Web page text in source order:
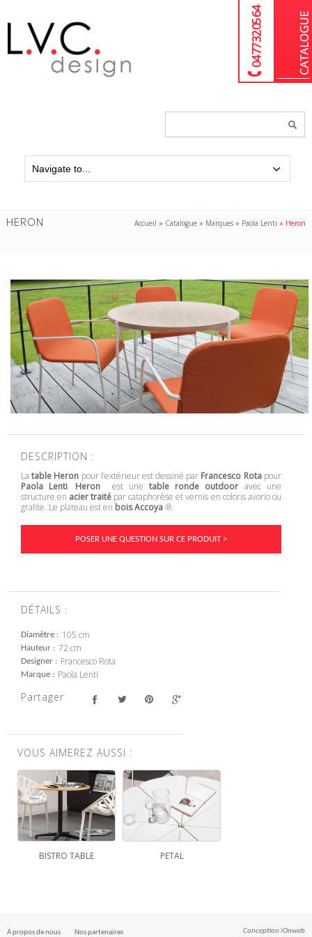
04 77 32 05 64
HERON Accueil » Catalogue » Marques » Paola Lenti » Heron
DESCRIPTION :
Latable Heron pour l’extérieur est dessiné par Francesco Rotapour
Paola Lenti. Heron est unetable ronde outdoor avec une
structure en acier traité par cataphorèse et vernis en coloris avorio ou
grafite. Le plateau est en bois Accoya®.
POSER UNE QUESTION SUR CE PRODUIT >
DÉTAILS :
Diamètre 105 cm
Hauteur 72 cm
Designer Francesco Rota
Marque Paola Lenti
Partager
VOUS AIMEREZ AUSSI :
BISTRO TABLE PETAL
A propos de nous Nos partenaires Conception iOnweb